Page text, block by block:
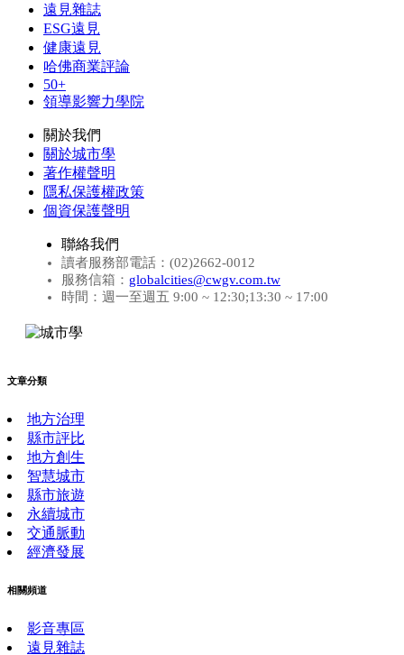
遠見雜誌
ESG遠見
健康遠見
哈佛商業評論
50+
領導影響力學院
關於我們
關於城市學
著作權聲明
隱私保護權政策
個資保護聲明
聯絡我們
讀者服務部電話：(02)2662-0012
服務信箱： globalcities@cwgv.com.tw
時間：週一至週五 9:00 ~ 12:30;13:30 ~ 17:00
文章分類
地方治理
縣市評比
地方創生
智慧城市
縣市旅遊
永續城市
交通脈動
經濟發展
相關頻道
影音專區
遠見雜誌